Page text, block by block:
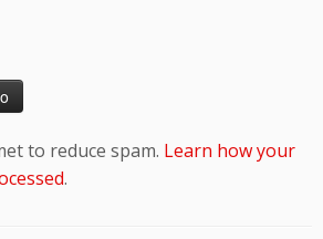
to reduce spam. Learn how your
.